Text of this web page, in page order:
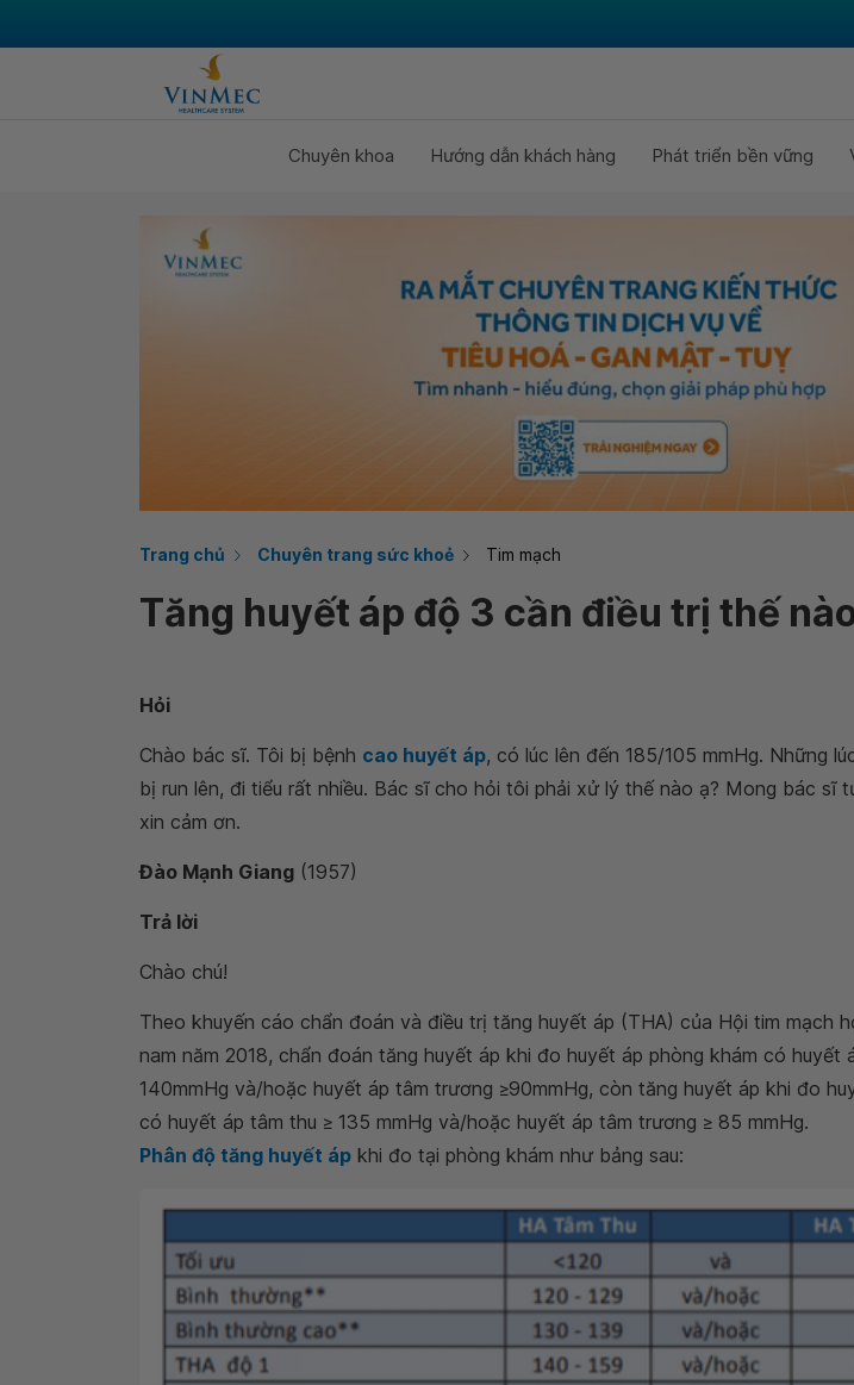
Chuyên khoa Hướng dẫn khách hàng Phát triển bền vững
Trang chủ Chuyên trang sức khoẻ Tim mạch
Tăng huyết áp độ 3 cần điều trị thế
Hỏi
Chào bác sĩ. Tôi bị bệnh cao huyết áp, có lúc lên đến 185/105 mmHg. Những
bị run lên, đi tiểu rất nhiều. Bác sĩ cho hỏi tôi phải xử lý thế nào ạ? Mong bác sĩ
xin cảm ơn.
Đào Mạnh Giang (1957)
Trả lời
Chào chú!
Theo khuyến cáo chẩn đoán và điều trị tăng huyết áp (THA) của Hội tim mạch
nam năm 2018, chẩn đoán tăng huyết áp khi đo huyết áp phòng khám có huyết
140mmHg và/hoặc huyết áp tâm trương ≥90mmHg, còn tăng huyết áp khi đo
có huyết áp tâm thu ≥ 135 mmHg và/hoặc huyết áp tâm trương ≥ 85 mmHg.
Phân độ tăng huyết áp khi đo tại phòng khám như bảng sau: